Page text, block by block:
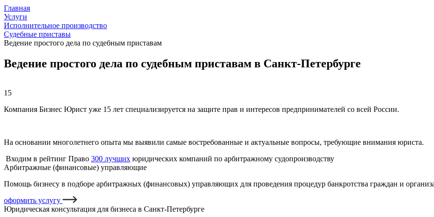
Главная
Услуги
Исполнительное производство
Судебные приставы
Ведение простого дела по судебным приставам
Ведение простого дела по судебным приставам в Санкт-Петербурге
15
Компания Бизнес Юрист уже 15 лет специализируется на защите прав и интересов предпринимателей со всей России.
На основании многолетнего опыта мы выявили самые востребованные и актуальные вопросы, требующие внимания юриста.
Входим в рейтинг Право 300 лучших юридических компаний по арбитражному судопроизводству
Арбитражные (финансовые) управляющие
Помощь бизнесу в подборе арбитражных (финансовых) управляющих для проведения процедур банкротства граждан и
оформить услугу
Юридическая консультация для бизнеса в Санкт-Петербурге